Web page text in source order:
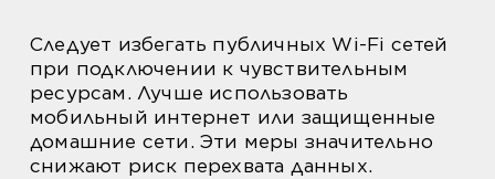
Следует избегать публичных Wi-Fi сетей
при подключении к чувствительным
ресурсам. Лучше использовать
мобильный интернет или защищенные
домашние сети. Эти меры значительно
снижают риск перехвата данных.